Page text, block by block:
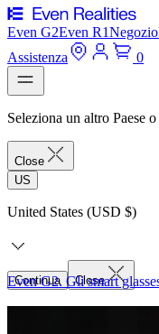
Even G2Even R1Negozio
Assistenza
0
Seleziona un altro Paese
Close
US
United States (USD $)
Continua Close
Even G2. Gli smart